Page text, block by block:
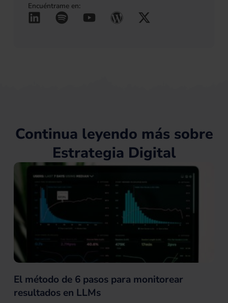
Encuéntrame en:
L
(se abre en una
S
(se abre en una
Y
(se abre en una
W
(se abre en
X
(se abre
Continua leyendo más sobre
Estrategia Digital
El método de 6 pasos para monitorear
resultados en LLMs